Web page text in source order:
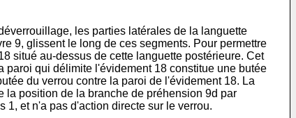
les parties latérales de la languette
9, glissent le long de ces segments. Pour permettre
situé au-dessus de cette languette postérieure. Cet
paroi qui délimite l'évidement 18 constitue une butée
du verrou contre la paroi de l'évidement 18. La
la position de la branche de préhension 9d par
1, et n'a pas d'action directe sur le verrou.